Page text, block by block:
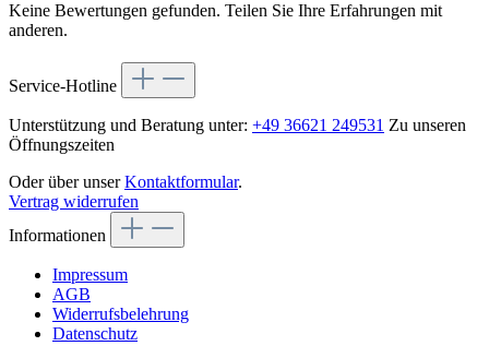
Keine Bewertungen gefunden. Teilen Sie Ihre Erfahrungen mit
anderen.
Service-Hotline
Unterstützung und Beratung unter: +49 36621 249531 Zu unseren
Öffnungszeiten
Oder über unserKontaktformular.
Vertrag widerrufen
Informationen
Impressum
AGB
Widerrufsbelehrung
Datenschutz